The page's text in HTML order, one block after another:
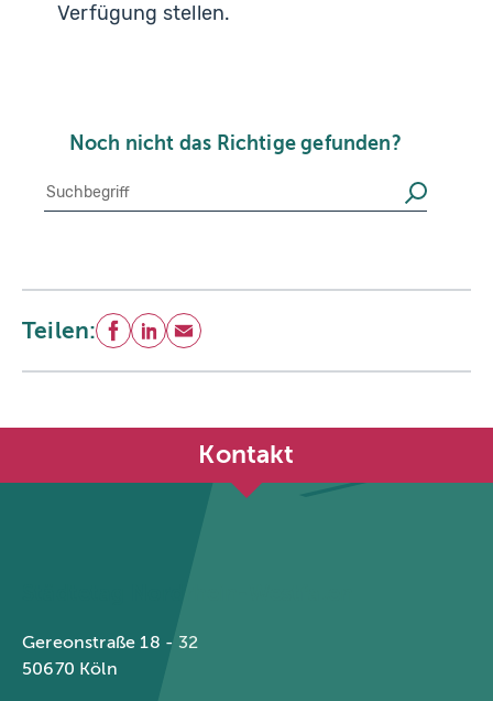
Verfügung stellen.
Noch nicht das Richtige gefunden?
Suche Suchen
Teilen: Facebook
LinkedIn
E-Mail
Kontakt
Gereonstraße 18 - 32
50670 Köln